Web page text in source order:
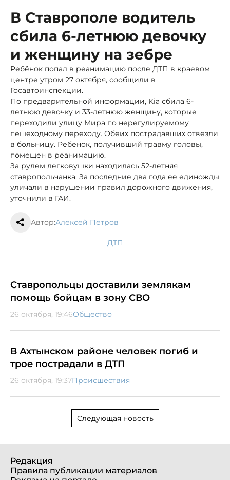
В Ставрополе водитель
сбила 6-летнюю девочку
и женщину на зебре
Ребёнок попал в реанимацию после ДТП в краевом
центре утром 27 октября, сообщили в
Госавтоинспекции.
По предварительной информации, Kia сбила 6-
летнюю девочку и 33-летнюю женщину, которые
переходили улицу Мира по нерегулируемому
пешеходному переходу. Обеих пострадавших отвезли
в больницу. Ребенок, получивший травму головы,
помещен в реанимацию.
За рулем легковушки находилась 52-летняя
ставропольчанка. За последние два года ее единожды
уличали в нарушении правил дорожного движения,
уточнили в ГАИ.
Автор:Алексей Петров
ДТП
Ставропольцы доставили землякам
помощь бойцам в зону СВО
26 октября, 19:46Общество
В Ахтынском районе человек погиб и
трое пострадали в ДТП
26 октября, 19:37Происшествия
Следующая новость
Редакция
Правила публикации материалов